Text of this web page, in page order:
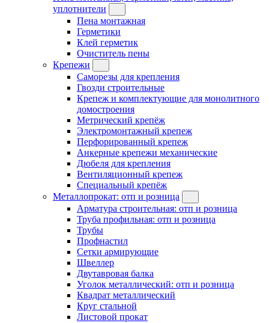
уплотнители
Пена монтажная
Герметики
Клей герметик
Очиститель пены
Крепежи
Саморезы для крепления
Гвозди строительные
Крепеж и комплектующие для монолитного
домостроения
Метрический крепёж
Электромонтажный крепеж
Перфорированный крепеж
Анкерные крепежи механические
Дюбеля для крепления
Вентиляционный крепеж
Специальный крепёж
Металлопрокат: отп и розница
Арматура строительная: отп и розница
Труба профильная: отп и розница
Трубы
Профнастил
Сетки армирующие
Швеллер
Двутавровая балка
Уголок металлический: отп и розница
Квадрат металлический
Круг стальной
Листовой прокат